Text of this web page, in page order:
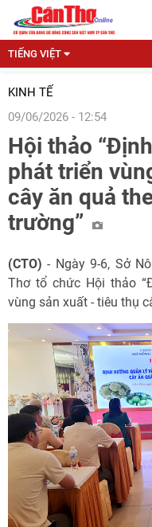
TIẾNG VIỆT
KINH TẾ
09/06/2026 - 12:54
Hội thảo
phát triển
cây ăn quả
trường”
(CTO)- Ngày 9-6, Sở
Thơ tổ chức Hội thảo
vùng sản xuất - tiêu thụ